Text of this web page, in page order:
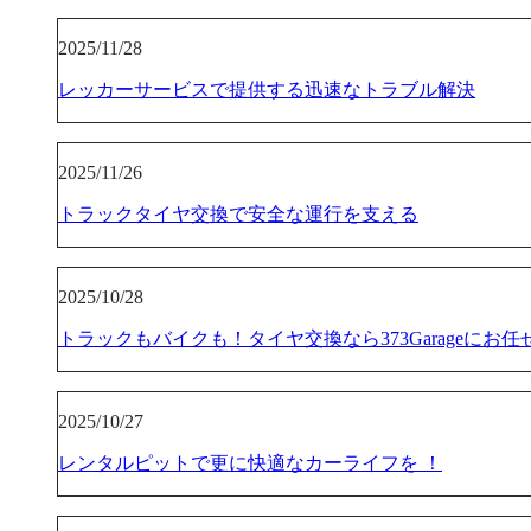
2025/11/28
レッカーサービスで提供する迅速なトラブル解決
2025/11/26
トラックタイヤ交換で安全な運行を支える
2025/10/28
トラックもバイクも！タイヤ交換なら373Garageにお任
2025/10/27
レンタルピットで更に快適なカーライフを ！